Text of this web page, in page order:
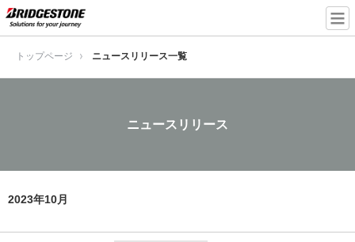
トップページ ニュースリリース一覧
ニュースリリース
2023年10月